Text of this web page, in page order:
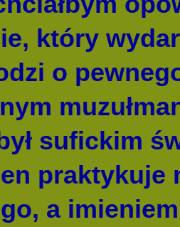
który
o
sufickim
praktykuje
a